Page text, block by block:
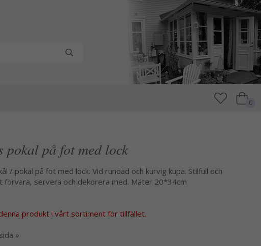
0
pokal på fot med lock
/ pokal på fot med lock. Vid rundad och kurvig kupa. Stilfull och
förvara, servera och dekorera med. Mäter 20*34cm
produkt i vårt sortiment för tillfället.
»